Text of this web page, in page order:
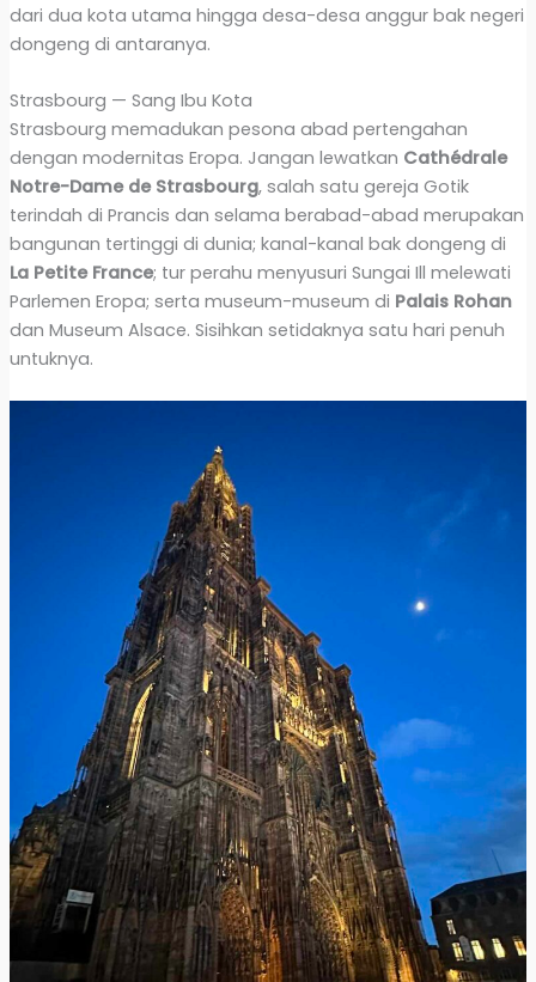
dari dua kota utama hingga desa-desa anggur bak negeri
dongeng di antaranya.
Strasbourg — Sang Ibu Kota
Strasbourg memadukan pesona abad pertengahan
dengan modernitas Eropa. Jangan lewatkan Cathédrale
Notre-Dame de Strasbourg, salah satu gereja Gotik
terindah di Prancis dan selama berabad-abad merupakan
bangunan tertinggi di dunia; kanal-kanal bak dongeng di
La Petite France; tur perahu menyusuri Sungai Ill melewati
Parlemen Eropa; serta museum-museum di Palais Rohan
dan Museum Alsace. Sisihkan setidaknya satu hari penuh
untuknya.